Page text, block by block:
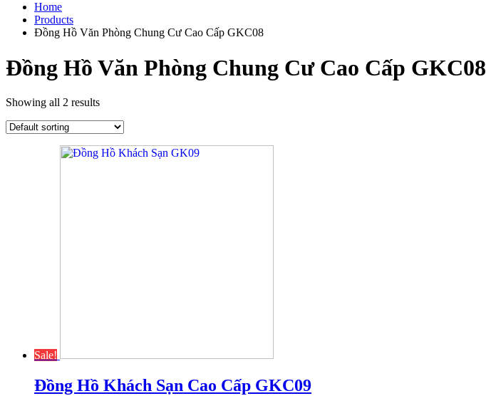
Home
Products
Đồng Hồ Văn Phòng Chung Cư Cao Cấp GKC08
Đồng Hồ Văn Phòng Chung Cư Cao Cấp GKC08
Showing all 2 results
Sale!
Đồng Hồ Khách Sạn Cao Cấp GKC09